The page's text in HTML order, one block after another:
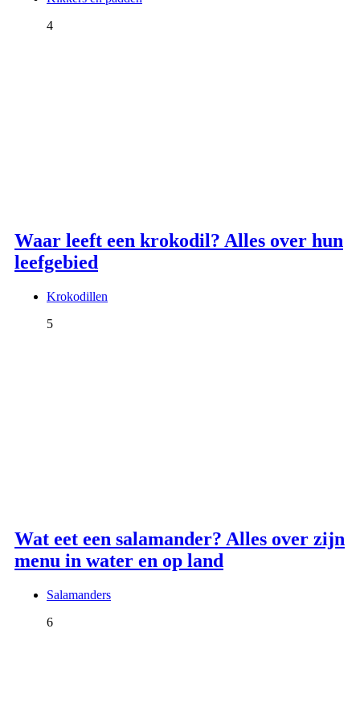
4
Waar leeft een krokodil? Alles over hun
leefgebied
Krokodillen
5
Wat eet een salamander? Alles over zijn
menu in water en op land
Salamanders
6